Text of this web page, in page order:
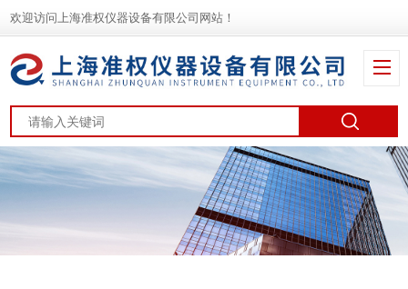
欢迎访问上海准权仪器设备有限公司网站！